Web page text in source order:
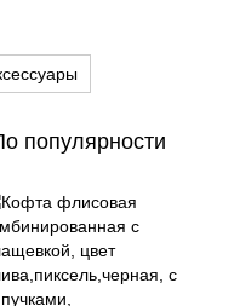
популярности